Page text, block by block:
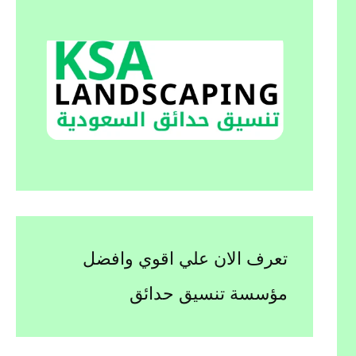
تعرف الان علي اقوي وافضل
مؤسسة تنسيق حدائق